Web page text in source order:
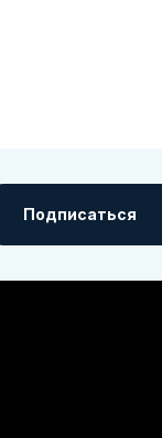
Подписаться